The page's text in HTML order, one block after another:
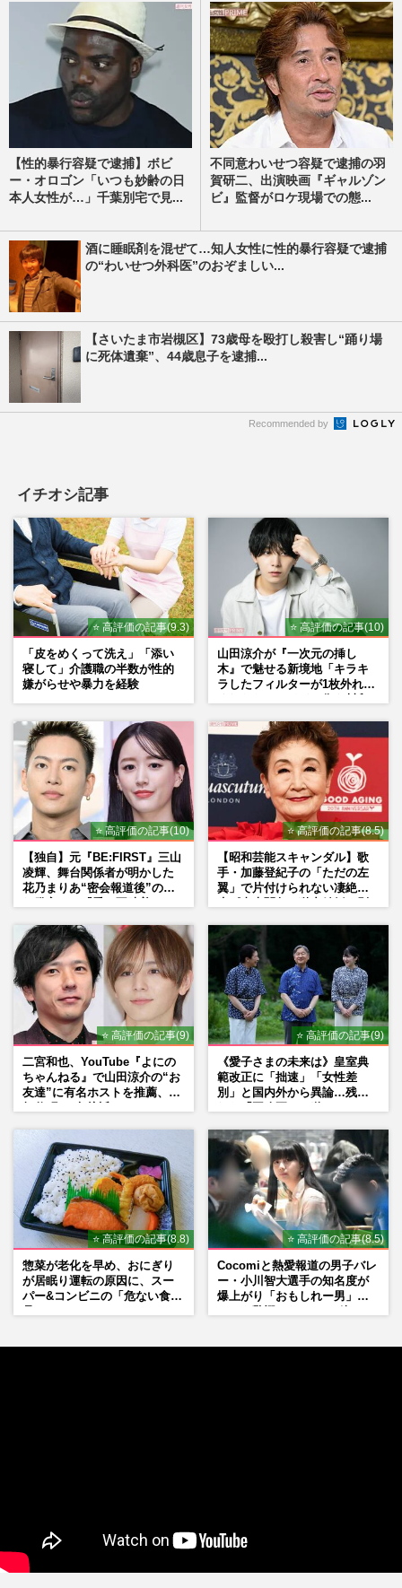
【性的暴行容疑で逮捕】ボビ
ー・オロゴン「いつも妙齢の日
本人女性が…」千葉別宅で見...
不同意わいせつ容疑で逮捕の羽
賀研二、出演映画『ギャルゾン
ビ』監督がロケ現場での態...
酒に睡眠剤を混ぜて…知人女性に性的暴行容疑で逮捕
の“わいせつ外科医”のおぞましい...
【さいたま市岩槻区】73歳母を殴打し殺害し“踊り場
に死体遺棄”、44歳息子を逮捕...
Recommended by
イチオシ記事
⭐ 高評価の記事(9.3)
「皮をめくって洗え」「添い
寝して」介護職の半数が性的
嫌がらせや暴力を経験
⭐ 高評価の記事(10)
山田涼介が『一次元の挿し
木』で魅せる新境地「キラキ
ラしたフィルターが1枚外れて
⭐ 高評価の記事(10)
【独自】元『BE:FIRST』三山
凌輝、舞台関係者が明かした
花乃まりあ“密会報道後”の呆
⭐ 高評価の記事(8.5)
【昭和芸能スキャンダル】歌
手・加藤登紀子の「ただの左
翼」で片付けられない凄絶半
⭐ 高評価の記事(9)
二宮和也、YouTube『よにの
ちゃんねる』で山田涼介の“お
友達”に有名ホストを推薦、歌
⭐ 高評価の記事(9)
《愛子さまの未来は》皇室典
範改正に「拙速」「女性差
別」と国内外から異論…残さ
⭐ 高評価の記事(8.8)
惣菜が老化を早め、おにぎり
が居眠り運転の原因に、スー
パー&コンビニの「危ない食
⭐ 高評価の記事(8.5)
Cocomiと熱愛報道の男子バレ
ー・小川智大選手の知名度が
爆上がり「おもしれー男」フ